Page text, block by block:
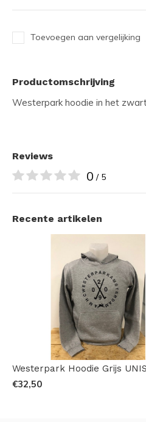
Toevoegen aan vergelijking
Productomschrijving
Westerpark hoodie in het
Reviews
0 / 5
Recente artikelen
Westerpark Hoodie Grijs
€32,50